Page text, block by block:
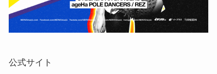
公式サイト